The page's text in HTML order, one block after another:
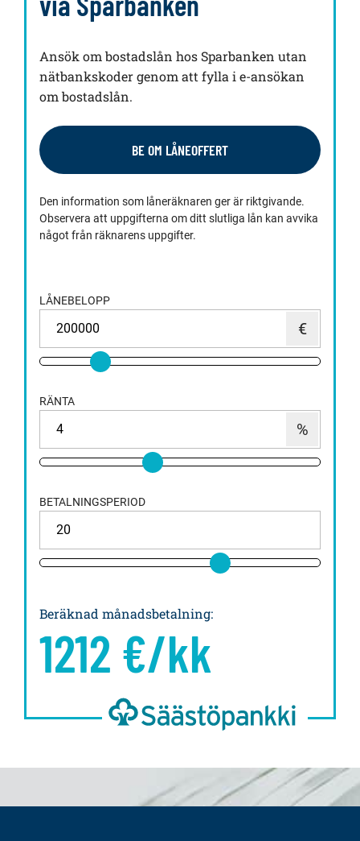
Ansök om bostadslån hos Sparbanken utan
nätbankskoder genom att fylla i e-ansökan
om bostadslån.
BE OM LÅNEOFFERT
Den information som låneräknaren ger är riktgivande.
Observera att uppgifterna om ditt slutliga lån kan avvika
något från räknarens uppgifter.
LÅNEBELOPP
RÄNTA
BETALNINGSPERIOD
Beräknad månadsbetalning:
1212 €/kk